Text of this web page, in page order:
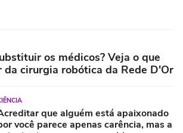
os médicos? Veja o que
da cirurgia robótica da Rede D'Or
que alguém está apaixonado
você parece apenas carência, mas a